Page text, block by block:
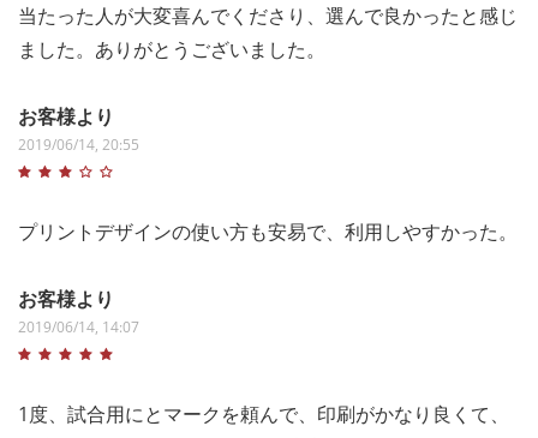
当たった人が大変喜んでくださり、選んで良かったと感じ
ました。ありがとうございました。
お客様より
2019/06/14, 20:55
プリントデザインの使い方も安易で、利用しやすかった。
お客様より
2019/06/14, 14:07
1度、試合用にとマークを頼んで、印刷がかなり良くて、